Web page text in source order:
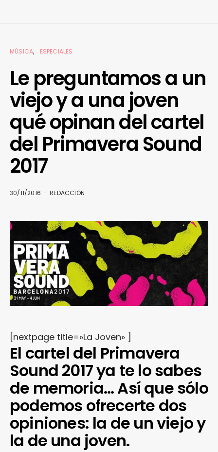
MÚSICA ESPECIALES
Le preguntamos a un
viejo y a una joven
qué opinan del cartel
del Primavera Sound
2017
30/11/2016 REDACCIÓN
[nextpage title=»La Joven» ]
El cartel del Primavera
Sound 2017 ya te lo sabes
de memoria… Así que sólo
podemos ofrecerte dos
opiniones: la de un viejo y
la de una joven.